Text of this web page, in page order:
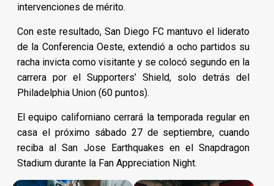
intervenciones de mérito.
Con este resultado, San Diego FC mantuvo el liderato
de la Conferencia Oeste, extendió a ocho partidos su
racha invicta como visitante y se colocó segundo en la
carrera por el Supporters’ Shield, solo detrás del
Philadelphia Union (60 puntos).
El equipo californiano cerrará la temporada regular en
casa el próximo sábado 27 de septiembre, cuando
reciba al San Jose Earthquakes en el Snapdragon
Stadium durante la Fan Appreciation Night.